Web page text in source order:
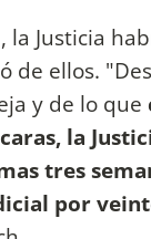
la Justicia
de ellos.
y de lo que
la
tres
por